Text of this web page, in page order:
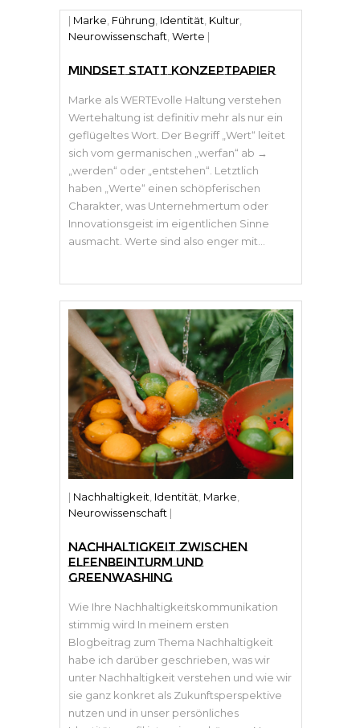
| Marke Führung Identität Kultur
Neurowissenschaft Werte |
MINDSET STATT KONZEPTPAPIER
Marke als WERTEvolle Haltung verstehen
Wertehaltung ist definitiv mehr als nur ein
geflügeltes Wort. Der Begriff „Wert“ leitet
sich vom germanischen „werfan“ ab →
„werden“ oder „entstehen“. Letztlich
haben „Werte“ einen schöpferischen
Charakter, was Unternehmertum oder
Innovationsgeist im eigentlichen Sinne
ausmacht. Werte sind also enger mit...
| Nachhaltigkeit Identität Marke
Neurowissenschaft |
NACHHALTIGKEIT ZWISCHEN
ELFENBEINTURM UND
GREENWASHING
Wie Ihre Nachhaltigkeitskommunikation
stimmig wird In meinem ersten
Blogbeitrag zum Thema Nachhaltigkeit
habe ich darüber geschrieben, was wir
unter Nachhaltigkeit verstehen und wie wir
sie ganz konkret als Zukunftsperspektive
nutzen und in unser persönliches